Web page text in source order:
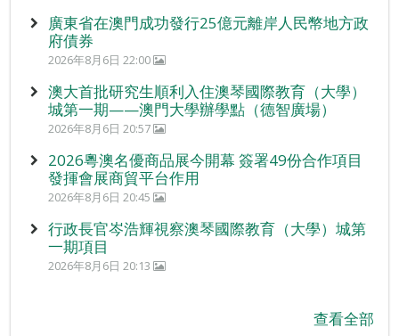
廣東省在澳門成功發行25億元離岸人民幣地方政
府債券
2026年8月6日 22:00
澳大首批研究生順利入住澳琴國際教育（大學）
城第一期——澳門大學辦學點（德智廣場）
2026年8月6日 20:57
2026粵澳名優商品展今開幕 簽署49份合作項目
發揮會展商貿平台作用
2026年8月6日 20:45
行政長官岑浩輝視察澳琴國際教育（大學）城第
一期項目
2026年8月6日 20:13
查看全部